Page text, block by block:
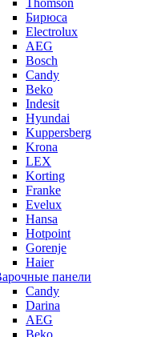
Thomson
Бирюса
Electrolux
AEG
Bosch
Candy
Beko
Indesit
Hyundai
Kuppersberg
Krona
LEX
Korting
Franke
Evelux
Hansa
Hotpoint
Gorenje
Haier
панели
Candy
Darina
AEG